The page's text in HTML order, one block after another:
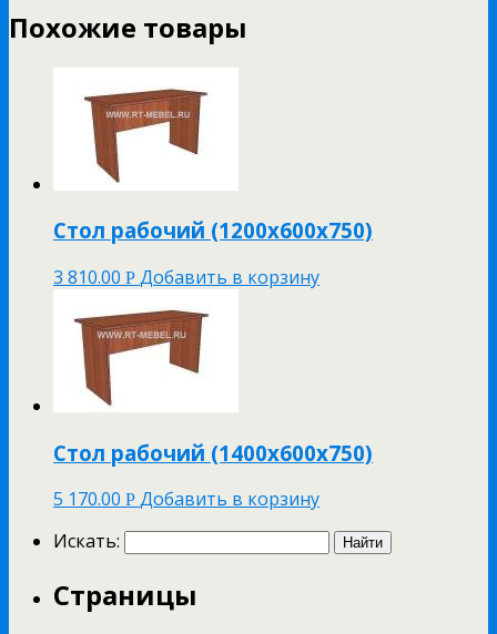
Похожие товары
Стол рабочий (1200х600х750)
3 810.00 Р Добавить в корзину
Стол рабочий (1400х600х750)
5 170.00 Р Добавить в корзину
Искать:
Страницы